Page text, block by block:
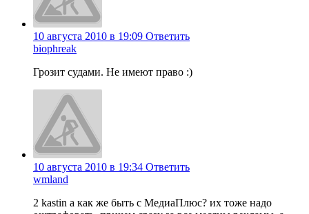
10 августа 2010 в 19:09 Ответить
biophreak
Грозит судами. Не имеют право :)
10 августа 2010 в 19:34 Ответить
wmland
2 kastin а как же быть с МедиаПлюс? их тоже надо